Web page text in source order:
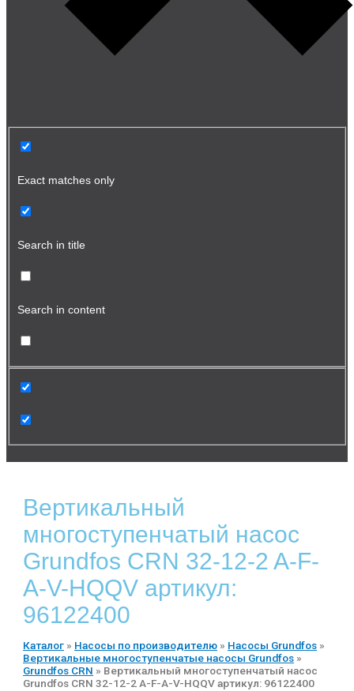
Exact matches only
Search in title
Search in content
Вертикальный
многоступенчатый насос
Grundfos CRN 32-12-2 A-F-
A-V-HQQV артикул:
96122400
Каталог » Насосы по производителю » Насосы Grundfos »
Вертикальные многоступенчатые насосы Grundfos »
Grundfos CRN » Вертикальный многоступенчатый насос
Grundfos CRN 32-12-2 A-F-A-V-HQQV артикул: 96122400